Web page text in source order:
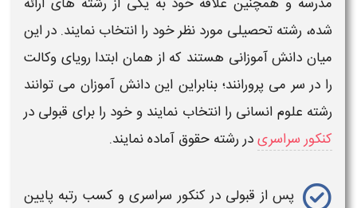
شده، رشته تحصیلی مورد نظر خود را انتخاب نمایند. در این
میان دانش آموزانی هستند که از همان ابتدا رویای وکالت
را در سر می پرورانند؛ بنابراین این دانش آموزان می توانند
رشته علوم انسانی را انتخاب نمایند و خود را برای قبولی در
کنکور سراسریدررشته حقوق آماده نمایند.
پس از قبولی در کنکور سراسریو کسب رتبه پایین